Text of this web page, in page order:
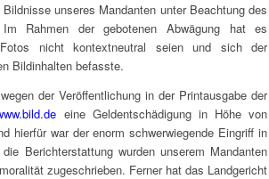
unseres Mandanten unter Beachtung des
Rahmen der gebotenen Abwägung hat es
nicht kontextneutral seien und sich der
Bildinhalten befasste.
der Veröffentlichung in der Printausgabe der
eine Geldentschädigung in Höhe von
hierfür war der enorm schwerwiegende Eingriff in
Berichterstattung wurden unserem Mandanten
zugeschrieben. Ferner hat das Landgericht